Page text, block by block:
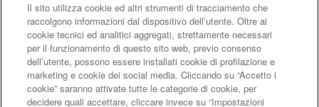
Garanzia:
Condizioni generali di vendita |Condizioni d’uso del sito|Informativa sulla
Il sito utilizza cookie ed altri strumenti di tracciamento che
raccolgono informazioni dal dispositivo dell’utente. Oltre ai
cookie tecnici ed analitici aggregati, strettamente necessari
per il funzionamento di questo sito web, previo consenso
dell’utente, possono essere installati cookie di profilazione e
marketing e cookie dei social media. Cliccando su “Accetto i
cookie” saranno attivate tutte le categorie di cookie, per
decidere quali accettare, cliccare invece su “Impostazioni